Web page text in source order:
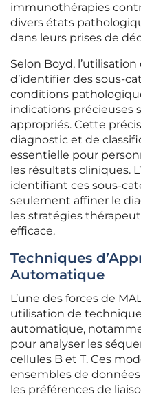
immunothérapies
divers états
dans leurs prises de
Selon Boyd,
d’identifier des sous-
conditions
indications précieuses
appropriés. Cette
diagnostic et de
essentielle pour
les résultats cliniques.
identifiant ces sous-
seulement affiner le
les stratégies
efficace.
Techniques
Automatique
L’une des forces de
utilisation de
automatique,
pour analyser les
cellules B et T. Ces
ensembles de
les préférences de